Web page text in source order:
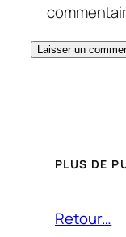
PLUS DE
Retour…